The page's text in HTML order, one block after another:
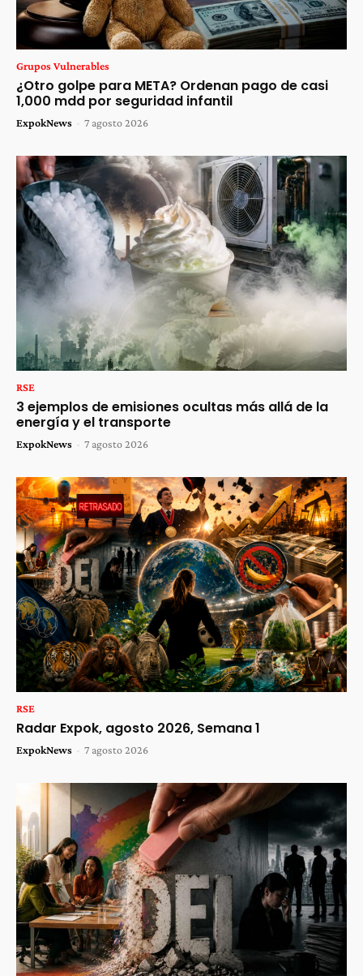
Grupos Vulnerables
¿Otro golpe para META? Ordenan pago de casi
1,000 mdd por seguridad infantil
ExpokNews - 7 agosto 2026
RSE
3 ejemplos de emisiones ocultas más allá de la
energía y el transporte
ExpokNews - 7 agosto 2026
RSE
Radar Expok, agosto 2026, Semana 1
ExpokNews - 7 agosto 2026